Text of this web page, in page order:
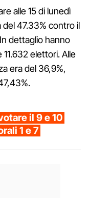
alle 15 di lunedì
47.33% contro il
dettaglio hanno
elettori. Alle
era del 36,9%,
il 9 e 10
1 e 7